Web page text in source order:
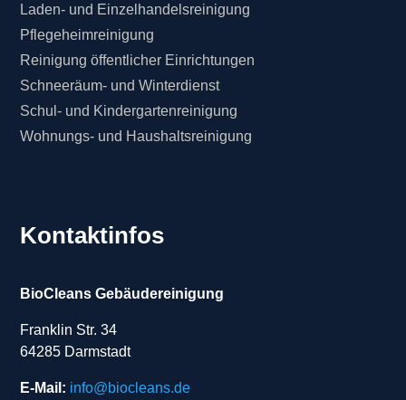
Laden- und Einzelhandelsreinigung
Pflegeheimreinigung
Reinigung öffentlicher Einrichtungen
Schneeräum- und Winterdienst
Schul- und Kindergartenreinigung
Wohnungs- und Haushaltsreinigung
Kontaktinfos
BioCleans Gebäudereinigung
Franklin Str. 34
64285 Darmstadt
E-Mail: info@biocleans.de